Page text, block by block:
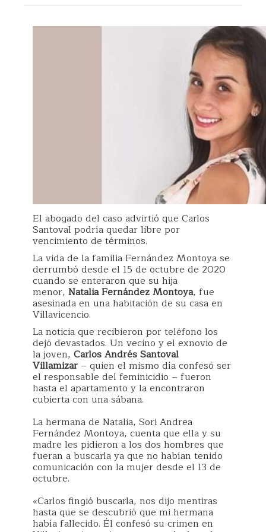
El abogado del caso advirtió que Carlos
Santoval podría quedar libre por
vencimiento de términos.
La vida de la familia Fernández Montoya se
derrumbó desde el 15 de octubre de 2020
cuando se enteraron que su hija
menor, Natalia Fernández Montoya, fue
asesinada en una habitación de su casa en
Villavicencio.
La noticia que recibieron por teléfono los
dejó devastados. Un vecino y el exnovio de
la joven, Carlos Andrés Santoval
Villamizar – quien el mismo día confesó ser
el responsable del feminicidio – fueron
hasta el apartamento y la encontraron
cubierta con una sábana.
La hermana de Natalia, Sori Andrea
Fernández Montoya, cuenta que ella y su
madre les pidieron a los dos hombres que
fueran a buscarla ya que no habían tenido
comunicación con la mujer desde el 13 de
octubre.
«Carlos fingió buscarla, nos dijo mentiras
hasta que se descubrió que mi hermana
había fallecido. Él confesó su crimen en